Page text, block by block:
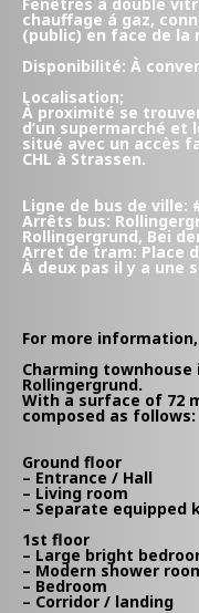
chauffage á gaz,
(public) en face de la
Disponibilité: À
Localisation;
À proximité se
d’un supermarché
situé avec un accès
CHL à Strassen.
Ligne de bus de ville:
Arrêts bus:
Rollingergrund, Bei
Arret de tram: Place
À deux pas il y a une
For more
Charming
Rollingergrund.
With a surface of 72
composed as follows:
Ground floor
– Entrance / Hall
– Living room
– Separate equipped
1st floor
– Large bright
– Modern shower
– Bedroom
– Corridor / landing